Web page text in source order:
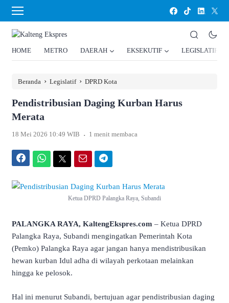
HOME METRO DAERAH EKSEKUTIF LEGISLATIF
Beranda › Legislatif › DPRD Kota
Pendistribusian Daging Kurban Harus
Merata
18 Mei 2026 10:49 WIB . 1 menit membaca
Ketua DPRD Palangka Raya, Subandi
PALANGKA RAYA, KaltengEkspres.com – Ketua DPRD
Palangka Raya, Subandi mengingatkan Pemerintah Kota
(Pemko) Palangka Raya agar jangan hanya mendistribusikan
hewan kurban Idul adha di wilayah perkotaan melainkan
hingga ke pelosok.
Hal ini menurut Subandi, bertujuan agar pendistribusian daging